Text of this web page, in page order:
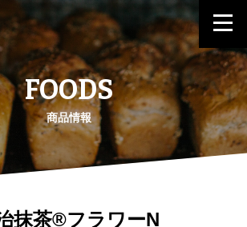
FOODS
商品情報
抹茶®フラワーN